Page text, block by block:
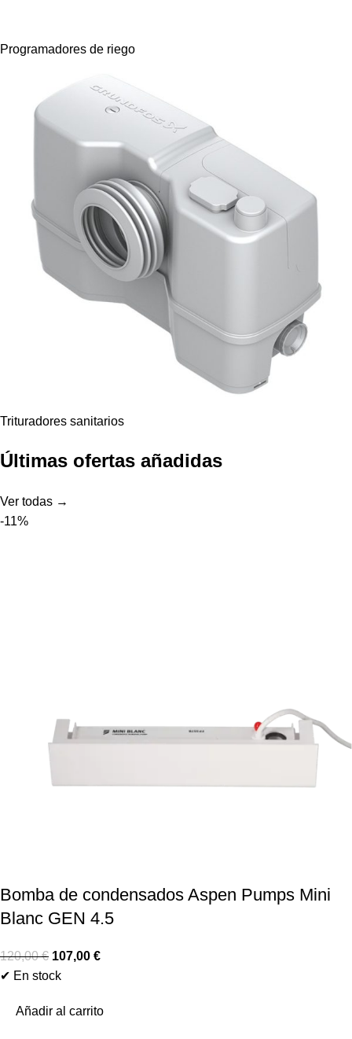
Programadores de riego
Trituradores sanitarios
Últimas ofertas añadidas
Ver todas →
-11%
Bomba de condensados Aspen Pumps Mini
Blanc GEN 4.5
120,00€ 107,00 €
✔ En stock
Añadir al carrito